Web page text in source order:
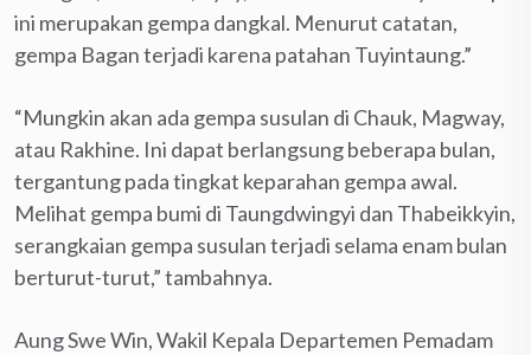
ini merupakan gempa dangkal. Menurut catatan,
gempa Bagan terjadi karena patahan Tuyintaung.”
“Mungkin akan ada gempa susulan di Chauk, Magway,
atau Rakhine. Ini dapat berlangsung beberapa bulan,
tergantung pada tingkat keparahan gempa awal.
Melihat gempa bumi di Taungdwingyi dan Thabeikkyin,
serangkaian gempa susulan terjadi selama enam bulan
berturut-turut,” tambahnya.
Aung Swe Win, Wakil Kepala Departemen Pemadam